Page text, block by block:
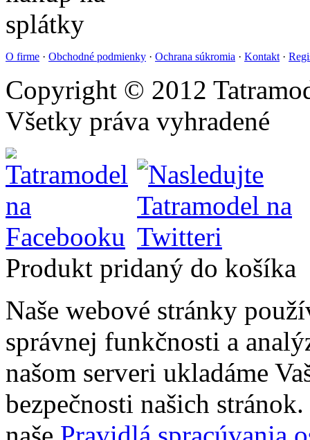
O firme · Obchodné podmienky · Ochrana súkromia · Kontakt ·
Copyright © 2012
Všetky práva vyhradené
Produkt pridaný do košíka
Naše webové stránky
správnej funkčnosti a
našom serveri ukladáme
bezpečnosti našich